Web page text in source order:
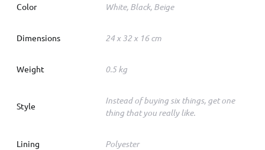
Color White, Black, Beige
Dimensions 24 x 32 x 16 cm
Weight 0.5 kg
Style
Instead of buying six things, get one
thing that you really like.
Lining Polyester